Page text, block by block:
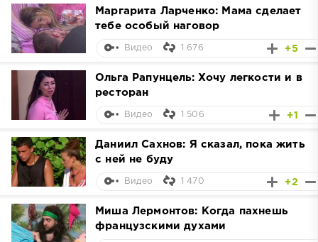
Маргарита Ларченко: Мама сделает
тебе особый наговор
+5
Видео 1 676
Ольга Рапунцель: Хочу легкости и в
ресторан
+1
Видео 1 506
Даниил Сахнов: Я сказал, пока жить
с ней не буду
+2
Видео 1 470
Миша Лермонтов: Когда пахнешь
французскими духами